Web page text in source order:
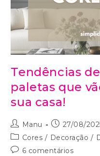
Tendências
paletas que
sua casa!
Manu
27/08/
Cores / Decoração /
6 comentários